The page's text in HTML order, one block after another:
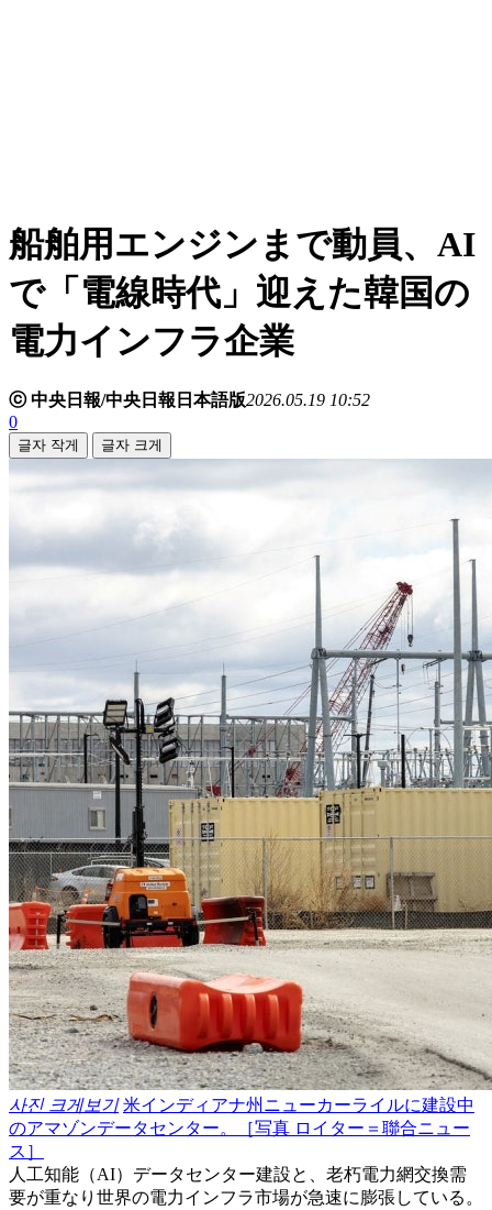
船舶用エンジンまで動員、AI
で「電線時代」迎えた韓国の
電力インフラ企業
ⓒ 中央日報/中央日報日本語版2026.05.19 10:52
0
글자 작게 글자 크게
사진 크게보기 米インディアナ州ニューカーライルに建設中
のアマゾンデータセンター。［写真 ロイター＝聯合ニュー
ス］
人工知能（AI）データセンター建設と、老朽電力網交換需
要が重なり世界の電力インフラ市場が急速に膨張している。